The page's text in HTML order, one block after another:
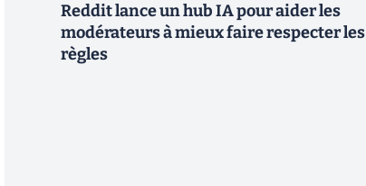
Reddit lance un hub IA pour aider les
modérateurs à mieux faire respecter les
règles